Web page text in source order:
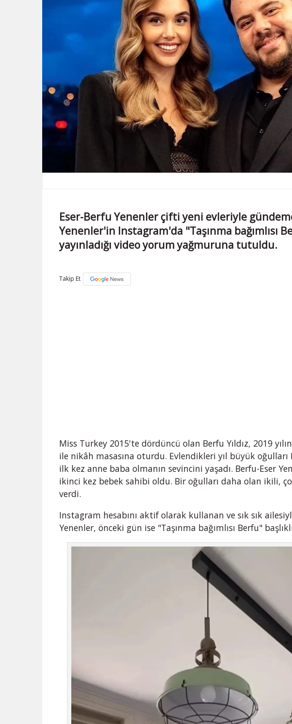
Eser-Berfu Yenenler çifti yeni evleriyle
Yenenler'in Instagram'da "Taşınma bağımlısı
yayınladığı video yorum yağmuruna tutuldu.
Takip Et
Miss Turkey 2015'te dördüncü olan Berfu Yıldız, 2019
ile nikâh masasına oturdu. Evlendikleri yıl büyük
ilk kez anne baba olmanın sevincini yaşadı. Berfu-Eser
ikinci kez bebek sahibi oldu. Bir oğulları daha olan ikili,
verdi.
Instagram hesabını aktif olarak kullanan ve sık sık
Yenenler, önceki gün ise "Taşınma bağımlısı Berfu"